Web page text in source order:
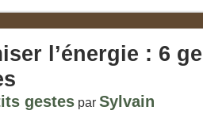
l’énergie : 6
gestes par Sylvain